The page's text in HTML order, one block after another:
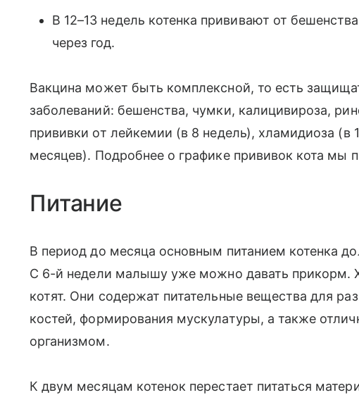
В 12–13 недель котенка прививают от
через год.
Вакцина может быть комплексной, то есть
заболеваний: бешенства, чумки, калицивироза,
прививки от лейкемии (в 8 недель), хламидиоза (в
месяцев). Подробнее о графике прививок кота мы
Питание
В период до месяца основным питанием котенка
С 6-й недели малышу уже можно давать прикорм.
котят. Они содержат питательные вещества для
костей, формирования мускулатуры, а также
организмом.
К двум месяцам котенок перестает питаться